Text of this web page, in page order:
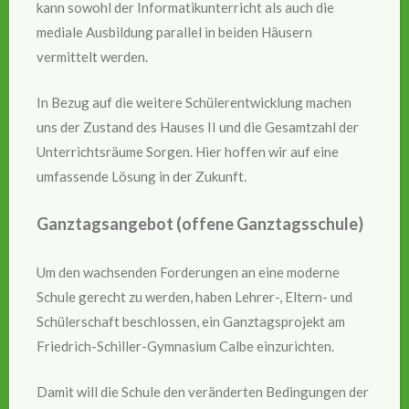
kann sowohl der Informatikunterricht als auch die
mediale Ausbildung parallel in beiden Häusern
vermittelt werden.
In Bezug auf die weitere Schülerentwicklung machen
uns der Zustand des Hauses II und die Gesamtzahl der
Unterrichtsräume Sorgen. Hier hoffen wir auf eine
umfassende Lösung in der Zukunft.
Ganztagsangebot (offene Ganztagsschule)
Um den wachsenden Forderungen an eine moderne
Schule gerecht zu werden, haben Lehrer-, Eltern- und
Schülerschaft beschlossen, ein Ganztagsprojekt am
Friedrich-Schiller-Gymnasium Calbe einzurichten.
Damit will die Schule den veränderten Bedingungen der